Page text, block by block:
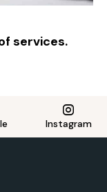
services.
Instagram